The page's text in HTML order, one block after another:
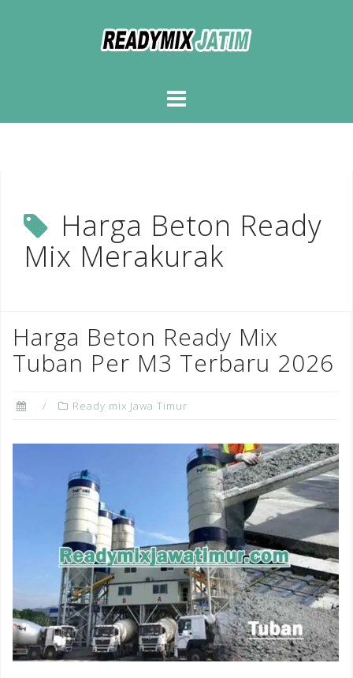
Harga Beton Ready
Mix Merakurak
Harga Beton Ready Mix
Tuban Per M3 Terbaru 2026
Ready mix Jawa Timur